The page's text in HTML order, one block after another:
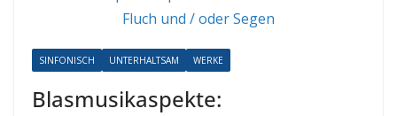
SINFONISCH UNTERHALTSAM WERKE
Blasmusikaspekte: